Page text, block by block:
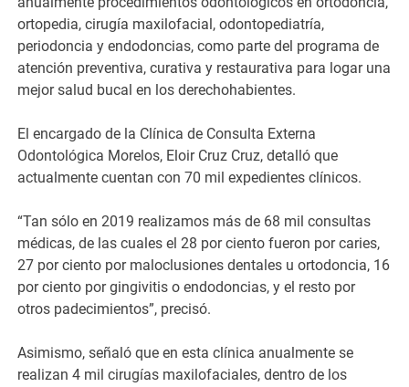
ortopedia, cirugía maxilofacial, odontopediatría,
periodoncia y endodoncias, como parte del programa de
atención preventiva, curativa y restaurativa para logar una
mejor salud bucal en los derechohabientes.
El encargado de la Clínica de Consulta Externa
Odontológica Morelos, Eloir Cruz Cruz, detalló que
actualmente cuentan con 70 mil expedientes clínicos.
“Tan sólo en 2019 realizamos más de 68 mil consultas
médicas, de las cuales el 28 por ciento fueron por caries,
27 por ciento por maloclusiones dentales u ortodoncia, 16
por ciento por gingivitis o endodoncias, y el resto por
otros padecimientos”, precisó.
Asimismo, señaló que en esta clínica anualmente se
realizan 4 mil cirugías maxilofaciales, dentro de los